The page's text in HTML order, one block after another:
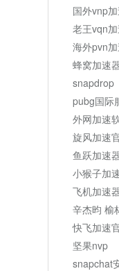
国外vnp
老王vqn
海外pvn
蜂窝加速
snapdrop
pubg国际
外网加速
旋风加速
鱼跃加速
小猴子加
飞机加速
辛杰昀 榆
快飞加速
坚果nvp
snapchat